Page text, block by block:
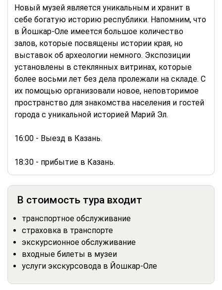
Новый музей является уникальным и хранит в
себе богатую историю республики. Напомним, что
в Йошкар-Оле имеется большое количество
залов, которые посвящены истории края, но
выставок об археологии немного. Экспозиции
установлены в стеклянных витринах, которые
более восьми лет без дела пролежали на складе. С
их помощью организовали новое, неповторимое
пространство для знакомства населения и гостей
города с уникальной историей Марий Эл.
16:00 - Выезд в Казань.
18:30 - прибытие в Казань.
В стоимость тура входит
транспортное обслуживание
страховка в транспорте
экскурсионное обслуживание
входные билеты в музеи
услуги экскурсовода в Йошкар-Оле